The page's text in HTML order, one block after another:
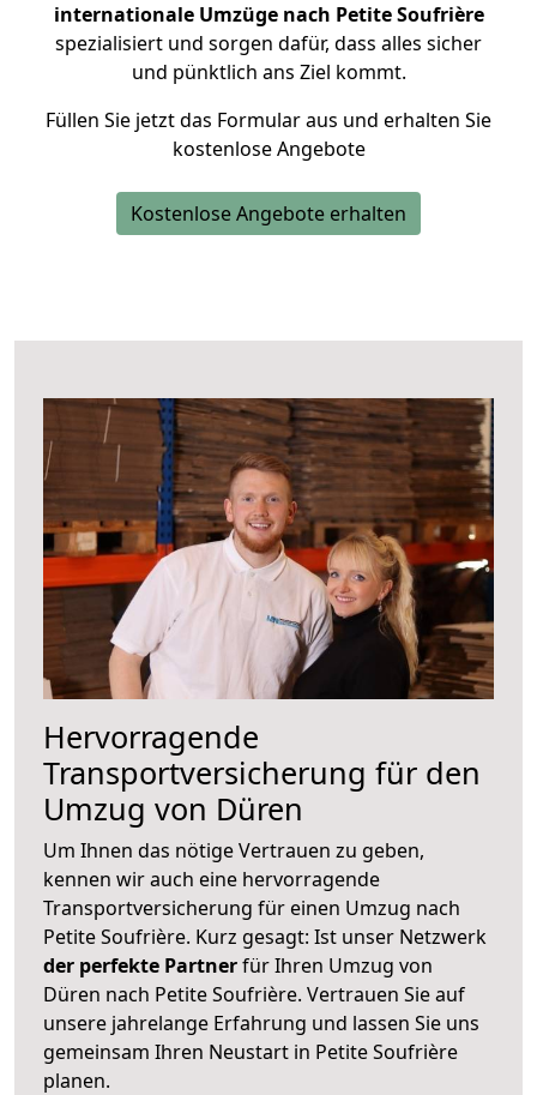
internationale Umzüge nach Petite Soufrière
spezialisiert und sorgen dafür, dass alles sicher
und pünktlich ans Ziel kommt.
Füllen Sie jetzt das Formular aus und erhalten Sie
kostenlose Angebote
Kostenlose Angebote erhalten
Hervorragende
Transportversicherung für den
Umzug von Düren
Um Ihnen das nötige Vertrauen zu geben,
kennen wir auch eine hervorragende
Transportversicherung für einen Umzug nach
Petite Soufrière. Kurz gesagt: Ist unser Netzwerk
der perfekte Partnerfür Ihren Umzug von
Düren nach Petite Soufrière. Vertrauen Sie auf
unsere jahrelange Erfahrung und lassen Sie uns
gemeinsam Ihren Neustart in Petite Soufrière
planen.